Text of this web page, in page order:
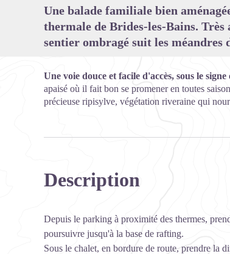
Une balade familiale bien
thermale de Brides-les-Bains. Très
sentier ombragé suit les méandres
Une voie douce et facile d'accès, sous le signe
apaisé où il fait bon se promener en toutes
précieuse ripisylve, végétation riveraine qui
Description
Depuis le parking à proximité des thermes,
poursuivre jusqu'à la base de rafting.
Sous le chalet, en bordure de route, prendre la